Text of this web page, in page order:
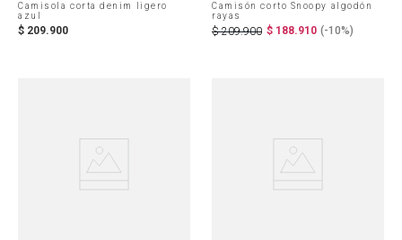
Camisola corta denim ligero
azul
$ 209.900
Camisón corto Snoopy algodón
rayas
$ 209.900 $ 188.910 (-10%)